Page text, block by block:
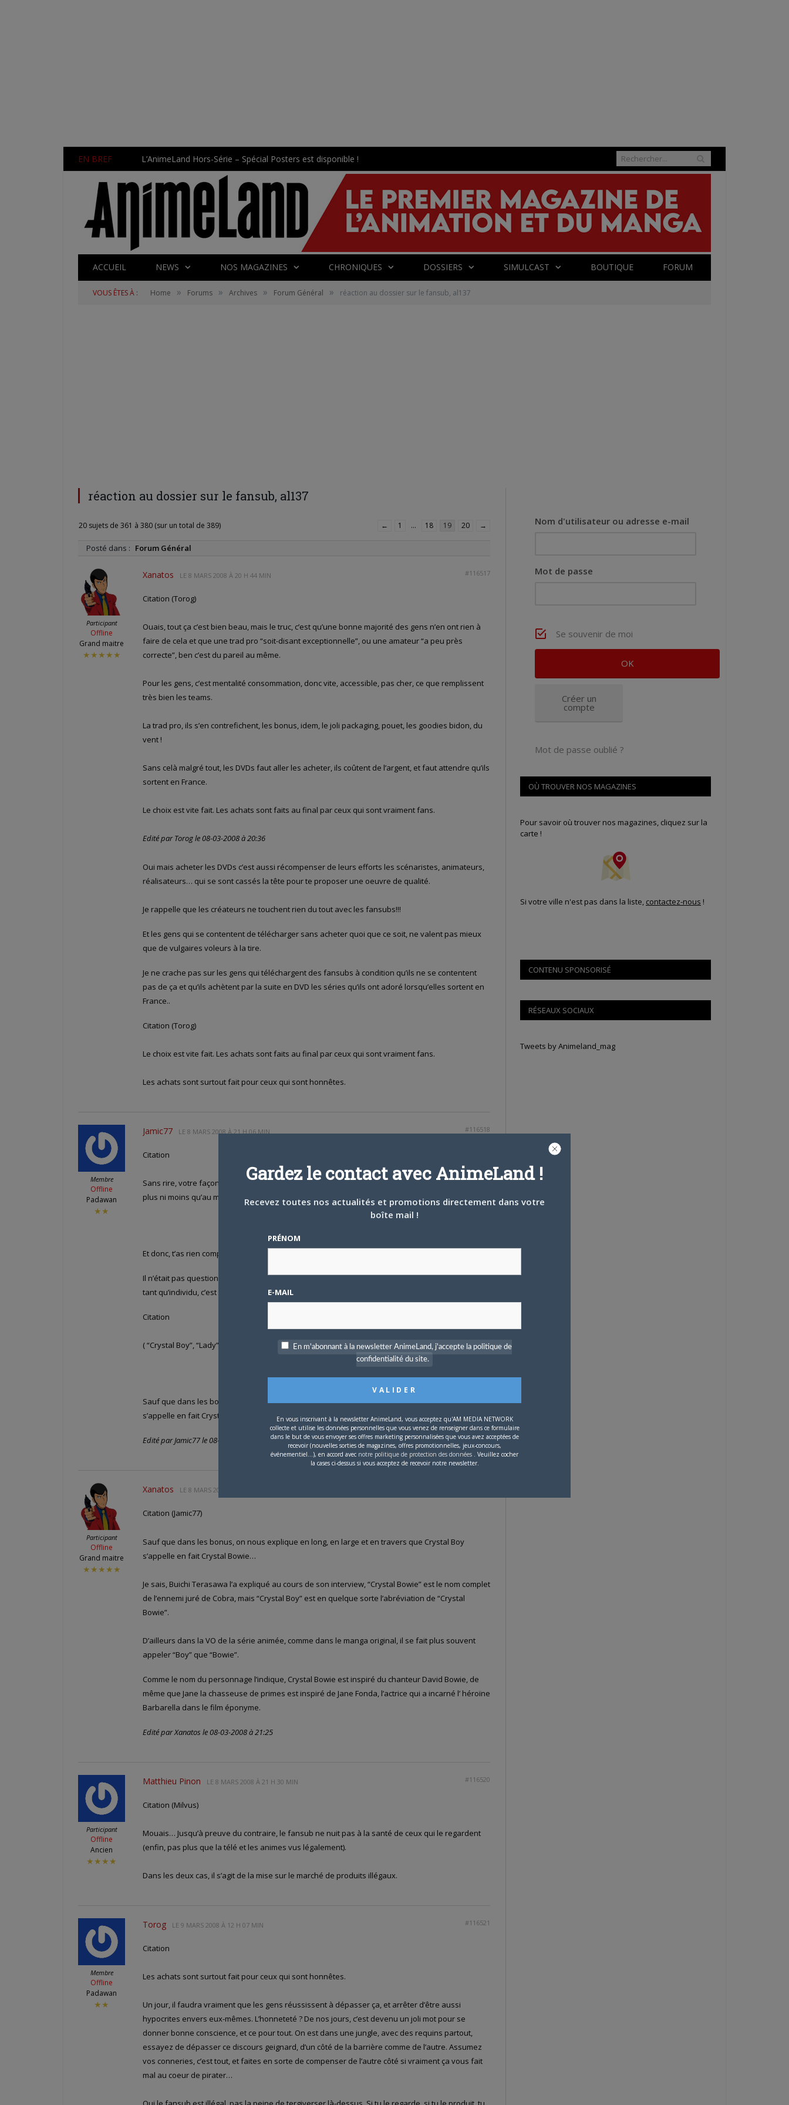
EN BREF L’AnimeLand Hors-Série – Spécial Posters est disponible !
ACCUEIL NEWS NOS MAGAZINES CHRONIQUES DOSSIERS SIMULCAST BOUTIQUE FORUM
VOUS ÊTES À : Home » Forums » Archives » Forum Général » réaction au dossier sur le fansub, al137
réaction au dossier sur le fansub, al137
20 sujets de 361 à 380 (sur un total de 389) ← 1 … 18 19 20 →
Posté dans : Forum Général
Participant
Offline
Grand maitre
★★★★★
Xanatos LE 8 MARS 2008 À 20 H 44 MIN #116517
Citation (Torog)
Ouais, tout ça c’est bien beau, mais le truc, c’est qu’une bonne majorité des gens n’en ont rien à
faire de cela et que une trad pro “soit-disant exceptionnelle”, ou une amateur “a peu près
correcte”, ben c’est du pareil au même.
Pour les gens, c’est mentalité consommation, donc vite, accessible, pas cher, ce que remplissent
très bien les teams.
La trad pro, ils s’en contrefichent, les bonus, idem, le joli packaging, pouet, les goodies bidon, du
vent !
Sans celà malgré tout, les DVDs faut aller les acheter, ils coûtent de l’argent, et faut attendre qu’ils
sortent en France.
Le choix est vite fait. Les achats sont faits au final par ceux qui sont vraiment fans.
Edité par Torog le 08-03-2008 à 20:36
Oui mais acheter les DVDs c’est aussi récompenser de leurs efforts les scénaristes, animateurs,
réalisateurs… qui se sont cassés la tête pour te proposer une oeuvre de qualité.
Je rappelle que les créateurs ne touchent rien du tout avec les fansubs!!!
Et les gens qui se contentent de télécharger sans acheter quoi que ce soit, ne valent pas mieux
que de vulgaires voleurs à la tire.
Je ne crache pas sur les gens qui téléchargent des fansubs à condition qu’ils ne se contentent
pas de ça et qu’ils achètent par la suite en DVD les séries qu’ils ont adoré lorsqu’elles sortent en
France..
Citation (Torog)
Le choix est vite fait. Les achats sont faits au final par ceux qui sont vraiment fans.
Les achats sont surtout fait pour ceux qui sont honnêtes.
Membre
Offline
Padawan
★★
Jamic77 LE 8 MARS 2008 À 21 H 06 MIN #116518
Citation
Sans rire, votre façon de voir les choses, ça donne juste le sentiment que vous vous placez ni
plus ni moins qu’au même niveau que les auteurs et les réalisateurs.
Et donc, t’as rien compris.
Il n’était pas question de partir dans de grands idéaux mais juste d’expliquer que pour moi, en
tant qu’individu, c’est valorisant de pouvoir me dire “j’ai produit quelque chose”.
Citation
( “Crystal Boy”, “Lady”…)
Sauf que dans les bonus, on nous explique en long, en large et en travers que Crystal Boy
s’appelle en fait Crystal Bowie…
Edité par Jamic77 le 08-03-2008 à 21:09
Participant
Offline
Grand maitre
★★★★★
Xanatos LE 8 MARS 2008 À 21 H 23 MIN
Citation (Jamic77)
Sauf que dans les bonus, on nous explique en long, en large et en travers que Crystal Boy
s’appelle en fait Crystal Bowie…
Je sais, Buichi Terasawa l’a expliqué au cours de son interview, “Crystal Bowie” est le nom complet
de l’ennemi juré de Cobra, mais “Crystal Boy” est en quelque sorte l’abréviation de “Crystal
Bowie”.
D’ailleurs dans la VO de la série animée, comme dans le manga original, il se fait plus souvent
appeler “Boy” que “Bowie”.
Comme le nom du personnage l’indique, Crystal Bowie est inspiré du chanteur David Bowie, de
même que Jane la chasseuse de primes est inspiré de Jane Fonda, l’actrice qui a incarné l’ héroïne
Barbarella dans le film éponyme.
Edité par Xanatos le 08-03-2008 à 21:25
Participant
Offline
Ancien
★★★★
Matthieu Pinon LE 8 MARS 2008 À 21 H 30 MIN #116520
Citation (Milvus)
Mouais… Jusqu’à preuve du contraire, le fansub ne nuit pas à la santé de ceux qui le regardent
(enfin, pas plus que la télé et les animes vus légalement).
Dans les deux cas, il s’agit de la mise sur le marché de produits illégaux.
Membre
Offline
Padawan
★★
Torog LE 9 MARS 2008 À 12 H 07 MIN #116521
Citation
Les achats sont surtout fait pour ceux qui sont honnêtes.
Un jour, il faudra vraiment que les gens réussissent à dépasser ça, et arrêter d’être aussi
hypocrites envers eux-mêmes. L’honneteté ? De nos jours, c’est devenu un joli mot pour se
donner bonne conscience, et ce pour tout. On est dans une jungle, avec des requins partout,
essayez de dépasser ce discours geignard, d’un côté de la barrière comme de l’autre. Assumez
vos conneries, c’est tout, et faites en sorte de compenser de l’autre côté si vraiment ça vous fait
mal au coeur de pirater…
Nom d'utilisateur ou adresse e-mail
Mot de passe
Se souvenir de moi
Créer un
compte
Mot de passe oublié ?
OÙ TROUVER NOS MAGAZINES
Pour savoir où trouver nos magazines, cliquez sur la
carte !
Si votre ville n'est pas dans la liste, contactez-nous !
CONTENU SPONSORISÉ
RÉSEAUX SOCIAUX
Tweets by Animeland_mag
Gardez le contact avec AnimeLand !
Recevez toutes nos actualités et promotions directement dans votre
boîte mail !
PRÉNOM
E-MAIL
En m'abonnant à la newsletter AnimeLand, j'accepte la politique de
confidentialité du site.
En vous inscrivant à la newsletter AnimeLand, vous acceptez qu'AM MEDIA NETWORK
collecte et utilise les données personnelles que vous venez de renseigner dans ce formulaire
dans le but de vous envoyer ses offres marketing personnalisées que vous avez acceptées de
recevoir (nouvelles sorties de magazines, offres promotionnelles, jeux-concours,
événementiel...), en accord avec notre politique de protection des données . Veuillez cocher
la cases ci-dessus si vous acceptez de recevoir notre newsletter.